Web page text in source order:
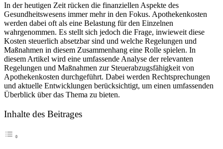
von
umfassende
Analyse
der
relevanten
Regelungen
und
Maßnahmen“.
In der heutigen Zeit rücken die finanziellen Aspekte des
Gesundheitswesens immer mehr ⁣in⁤ den Fokus. Apothekenkosten‍
werden dabei oft als eine Belastung für den Einzelnen
wahrgenommen. ⁢Es stellt sich jedoch die Frage, inwieweit diese
Kosten steuerlich absetzbar sind⁣ und welche ‌Regelungen und
Maßnahmen in diesem‍ Zusammenhang eine Rolle‌ spielen. In
diesem Artikel⁢ wird eine ⁢umfassende Analyse der relevanten
Regelungen und Maßnahmen zur Steuerabzugsfähigkeit von
Apothekenkosten durchgeführt. Dabei werden Rechtsprechungen
und aktuelle Entwicklungen berücksichtigt, um einen ‍umfassenden
Überblick über ‍das Thema zu bieten.
Inhalte des Beitrages